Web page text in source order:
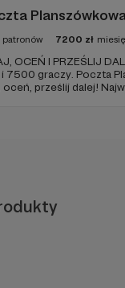
patronów 7200 zł
OCEŃ I PRZEŚLIJ
i 7500 graczy. Poczta
oceń, prześlij dalej!